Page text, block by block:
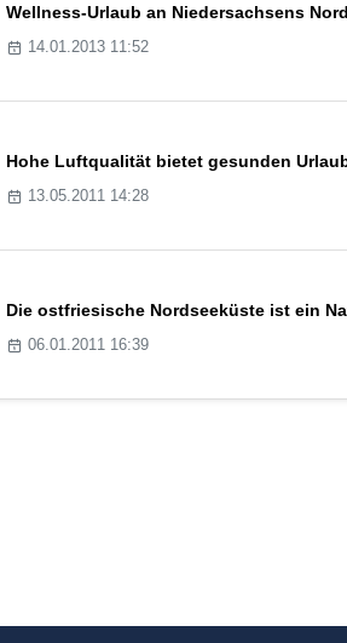
Wellness-Urlaub an Niedersachsens
14.01.2013 11:52
Hohe Luftqualität bietet gesunden
13.05.2011 14:28
Die ostfriesische Nordseeküste ist ein
06.01.2011 16:39